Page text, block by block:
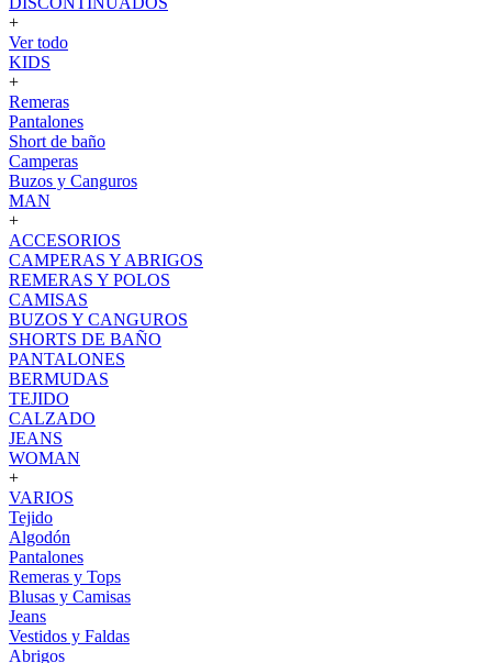
+
Ver todo
KIDS
+
Remeras
Pantalones
Short de baño
Camperas
Buzos y Canguros
MAN
+
ACCESORIOS
CAMPERAS Y ABRIGOS
REMERAS Y POLOS
CAMISAS
BUZOS Y CANGUROS
SHORTS DE BAÑO
PANTALONES
BERMUDAS
TEJIDO
CALZADO
JEANS
WOMAN
+
VARIOS
Tejido
Algodón
Pantalones
Remeras y Tops
Blusas y Camisas
Jeans
Vestidos y Faldas
Abrigos